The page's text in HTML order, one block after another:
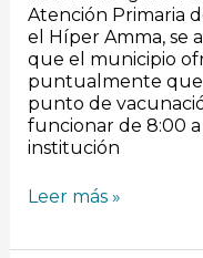
Atención Primaria
el Híper Amma, se
que el municipio
puntualmente
punto de
funcionar de 8:00 a
institución
Leer más »